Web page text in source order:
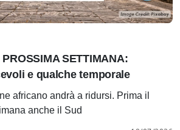
SETTIMANA:
e qualche temporale
africano andrà a ridursi. Prima il
anche il Sud